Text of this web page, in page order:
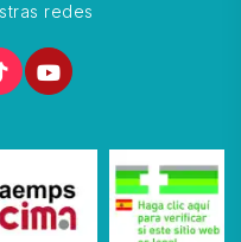
redes